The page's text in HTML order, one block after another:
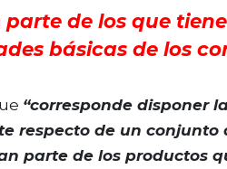
parte de los que
básicas de los
“corresponde disponer
respecto de un conjunto
parte de los productos